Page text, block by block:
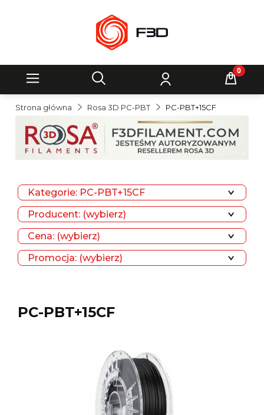
Strona główna Rosa 3D PC-PBT PC-PBT+15CF
Kategorie: PC-PBT+15CF
Producent: (wybierz)
Cena: (wybierz)
Promocja: (wybierz)
PC-PBT+15CF